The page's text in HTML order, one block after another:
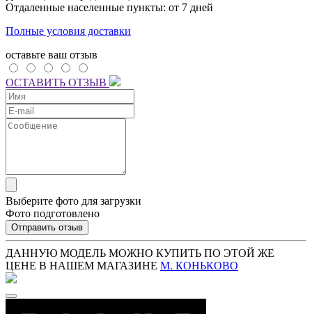
Отдаленные населенные пункты: от 7 дней
Полные условия доставки
оставьте ваш отзыв
ОСТАВИТЬ ОТЗЫВ
Выберите фото для загрузки
Фото подготовлено
Отправить отзыв
ДАННУЮ МОДЕЛЬ МОЖНО КУПИТЬ ПО ЭТОЙ ЖЕ
ЦЕНЕ В НАШЕМ МАГАЗИНЕ М. КОНЬКОВО